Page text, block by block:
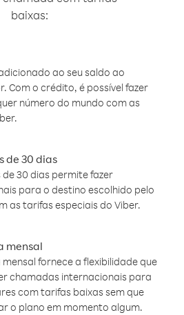
baixas:
ao seu saldo ao
Com o crédito, é possível fazer
número do mundo com as
de 30 dias
30 dias permite fazer
para o destino escolhido pelo
as tarifas especiais do Viber.
mensal
fornece a flexibilidade que
chamadas internacionais para
com tarifas baixas sem que
o plano em momento algum.